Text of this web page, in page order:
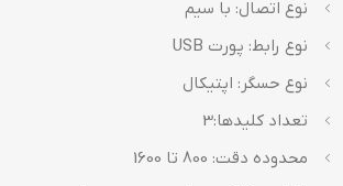
نوع اتصال: با سیم
نوع رابط: پورت USB
نوع حسگر: اپتیکال
تعداد کلیدها:3
محدوده دقت: 800 تا 1600